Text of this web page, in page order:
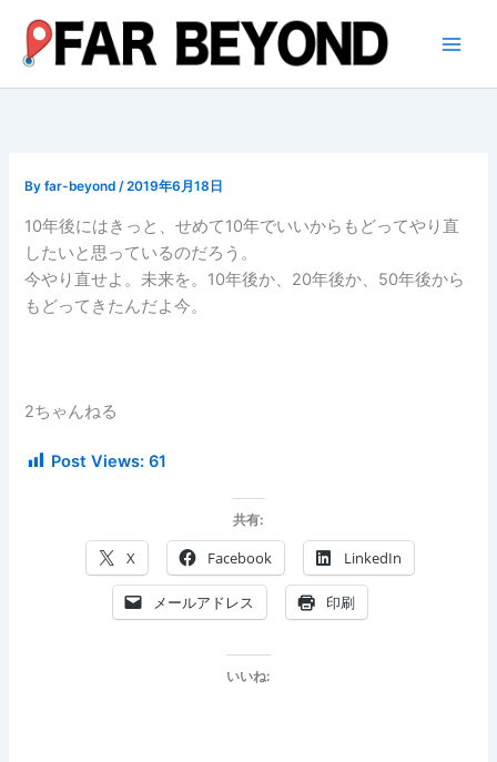
ス
Byfar-beyond/2019年6月18日
10年後にはきっと、せめて10年でいいからもどってやり直
したいと思っているのだろう。
今やり直せよ。未来を。10年後か、20年後か、50年後から
もどってきたんだよ今。
2ちゃんねる
Post Views: 61
共有:
X Facebook LinkedIn
メールアドレス 印刷
いいね: